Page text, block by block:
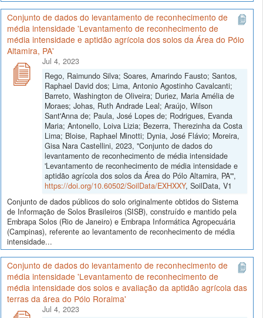
Conjunto de dados do levantamento de reconhecimento de
média intensidade 'Levantamento de reconhecimento de
média intensidade e aptidão agrícola dos solos da Área do Pólo
Altamira, PA'
Jul 4, 2023
Rego, Raimundo Silva; Soares, Amarindo Fausto; Santos,
Raphael David dos; Lima, Antonio Agostinho Cavalcanti;
Barreto, Washington de Oliveira; Duriez, Maria Amélia de
Moraes; Johas, Ruth Andrade Leal; Araújo, Wilson
Sant'Anna de; Paula, José Lopes de; Rodrigues, Evanda
Maria; Antonello, Loiva Lizia; Bezerra, Therezinha da Costa
Lima; Bloise, Raphael Minotti; Dynia, José Flávio; Moreira,
Gisa Nara Castellini, 2023, "Conjunto de dados do
levantamento de reconhecimento de média intensidade
'Levantamento de reconhecimento de média intensidade e
aptidão agrícola dos solos da Área do Pólo Altamira, PA'",
https://doi.org/10.60502/SoilData/EXHXXY, SoilData, V1
Conjunto de dados públicos do solo originalmente obtidos do Sistema
de Informação de Solos Brasileiros (SISB), construído e mantido pela
Embrapa Solos (Rio de Janeiro) e Embrapa Informática Agropecuária
(Campinas), referente ao levantamento de reconhecimento de média
intensidade...
Conjunto de dados do levantamento de reconhecimento de
média intensidade 'Levantamento de reconhecimento de
média intensidade dos solos e avaliação da aptidão agrícola das
terras da área do Pólo Roraima'
Jul 4, 2023